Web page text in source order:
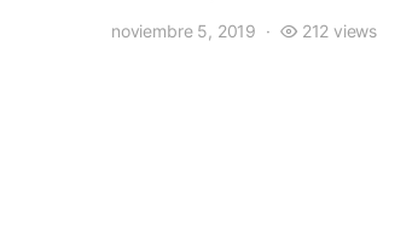
noviembre 5, 2019 212 views